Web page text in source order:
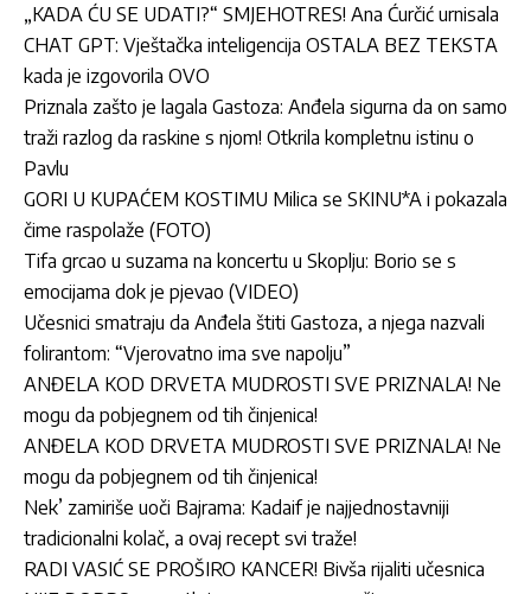
„KADA ĆU SE UDATI?“ SMJEHOTRES! Ana Ćurčić urnisala
CHAT GPT: Vještačka inteligencija OSTALA BEZ TEKSTA
kada je izgovorila OVO
Priznala zašto je lagala Gastoza: Anđela sigurna da on samo
traži razlog da raskine s njom! Otkrila kompletnu istinu o
Pavlu
GORI U KUPAĆEM KOSTIMU Milica se SKINU*A i pokazala
čime raspolaže (FOTO)
Tifa grcao u suzama na koncertu u Skoplju: Borio se s
emocijama dok je pjevao (VIDEO)
Učesnici smatraju da Anđela štiti Gastoza, a njega nazvali
folirantom: “Vjerovatno ima sve napolju”
ANĐELA KOD DRVETA MUDROSTI SVE PRIZNALA! Ne
mogu da pobjegnem od tih činjenica!
ANĐELA KOD DRVETA MUDROSTI SVE PRIZNALA! Ne
mogu da pobjegnem od tih činjenica!
Nek’ zamiriše uoči Bajrama: Kadaif je najjednostavniji
tradicionalni kolač, a ovaj recept svi traže!
RADI VASIĆ SE PROŠIRO KANCER! Bivša rijaliti učesnica